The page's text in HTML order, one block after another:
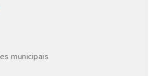
municipais